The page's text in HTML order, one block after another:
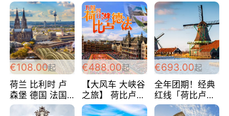
€108.00起
荷兰 比利时 卢
森堡 德国 法国
超爽玩遍西欧 循
€488.00起
【大风车 大峡谷
之旅】 荷比卢德
法 巴黎上下 经
€693.00起
全年团期！经典
红线「荷比卢德
法」七天循环 五